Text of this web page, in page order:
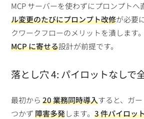
MCP サーバーを使わずにプロンプトへ
ル変更のたびにプロンプト改修が必要
クワークフローのメリットを潰します
MCP に寄せる設計が前提です。
落とし穴 4: パイロットなしで
最初から20 業務同時導入すると、ガ
つかず障害多発します。3 件パイロッ